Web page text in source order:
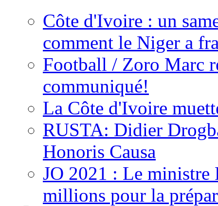
Côte d'Ivoire : un
comment le Niger a
Football / Zoro Marc
communiqué!
La Côte d'Ivoire
RUSTA: Didier
Honoris Causa
JO 2021 : Le ministre
millions pour la